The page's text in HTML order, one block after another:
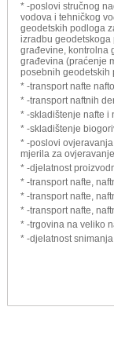
* -poslovi stručnog
vodova i tehničkog
geodetskih podloga
izradbu geodetskoga
građevine, kontrolna
građevina (praćenje
posebnih geodetskih
* -transport nafte
* -transport naftnih
* -skladištenje nafte i
* -skladištenje
* -poslovi
mjerila za ovjeravanje
* -djelatnost
* -transport nafte,
* -transport nafte,
* -transport nafte,
* -trgovina na veliko
* -djelatnost